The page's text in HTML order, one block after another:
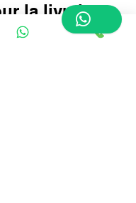
la livraison
bagages à